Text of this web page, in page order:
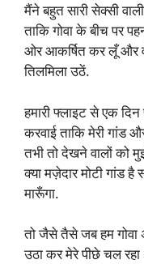
मैंने बहुत सारी सेक्सी
ताकि गोवा के बीच पर
ओर आकर्षित कर लूँ और
तिलमिला उठें.
हमारी फ्लाइट से एक
करवाई ताकि मेरी गांड
तभी तो देखने वालों को
क्या मज़ेदार मोटी गांड
मारूँगा.
तो जैसे तैसे जब हम गोवा
उठा कर मेरे पीछे चल रहा